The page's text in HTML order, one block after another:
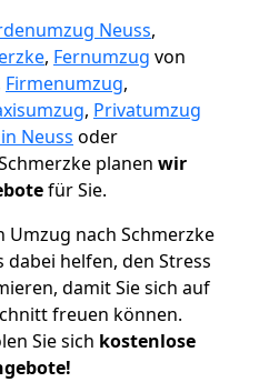
Neuss,
, Fernumzug von
Firmenumzug,
, Privatumzug
Neuss oder
planen wir
für Sie.
nach Schmerzke
dabei helfen, den Stress
damit Sie sich auf
freuen können.
Sie sich kostenlose